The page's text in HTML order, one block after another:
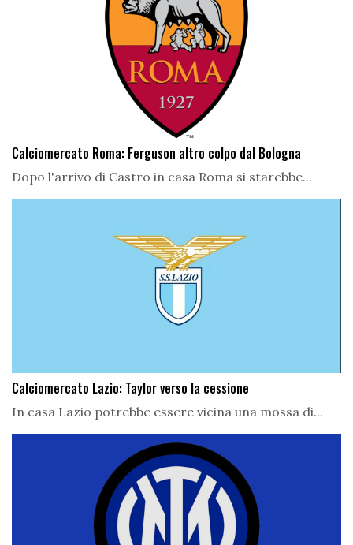
Calciomercato Roma: Ferguson altro colpo dal Bologna
Dopo l'arrivo di Castro in casa Roma si starebbe...
Calciomercato Lazio: Taylor verso la cessione
In casa Lazio potrebbe essere vicina una mossa di...